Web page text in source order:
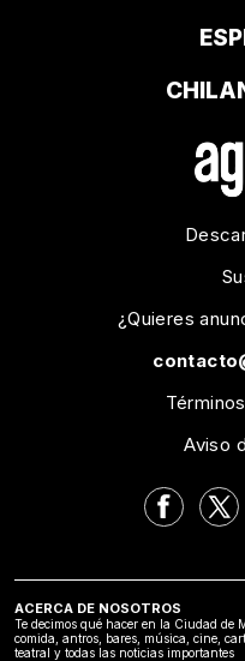
¿Quieres
Aviso
ACERCA DE NOSOTROS
Te decimos qué hacer en la Ciudad de
comida, antros, bares, música, cine,
teatral y todas las noticias importantes